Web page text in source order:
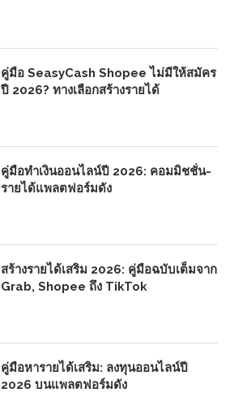
คู่มือ SeasyCash Shopee ไม่มีให้สมัคร
ปี 2026? ทางเลือกสร้างรายได้
คู่มือทำเงินออนไลน์ปี 2026: คอมมิชชั่น-
รายได้แพลตฟอร์มดัง
สร้างรายได้เสริม 2026: คู่มือฉบับเต็มจาก
Grab, Shopee ถึง TikTok
คู่มือหารายได้เสริม: ลงทุนออนไลน์ปี
2026 บนแพลตฟอร์มดัง